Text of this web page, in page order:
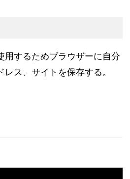
用するためブラウザーに自分
ス、サイトを保存する。